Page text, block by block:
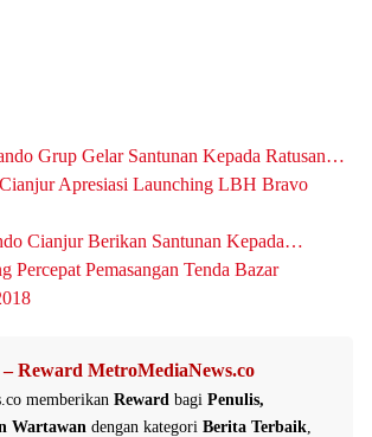
Grup Gelar Santunan Kepada Ratusan…
Apresiasi Launching LBH Bravo
Cianjur Berikan Santunan Kepada…
Percepat Pemasangan Tenda Bazar
Reward MetroMediaNews.co
memberikan Reward bagi Penulis,
Wartawan dengan kategori Berita Terbaik,